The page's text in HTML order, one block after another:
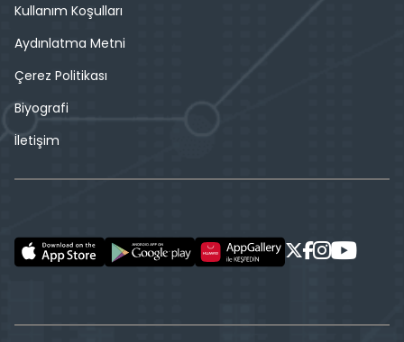
Kullanım Koşulları
Aydınlatma Metni
Çerez Politikası
Biyografi
İletişim